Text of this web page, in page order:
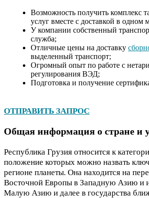
Возможность получить комплекс
услуг вместе с доставкой в одном
У компании собственный
служба;
Отличные цены на доставку
выделенный транспорт;
Огромный опыт по работе с
регулирования ВЭД;
Подготовка и получение
ОТПРАВИТЬ ЗАПРОС
Общая информация о стране и
Республика Грузия относится к
положение которых можно назвать
регионе планеты. Она находится на
Восточной Европы в Западную Азию и
Малую Азию и далее в государства